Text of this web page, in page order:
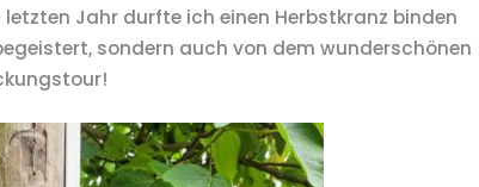
Jahr durfte ich einen Herbstkranz binden
sondern auch von dem wunderschönen